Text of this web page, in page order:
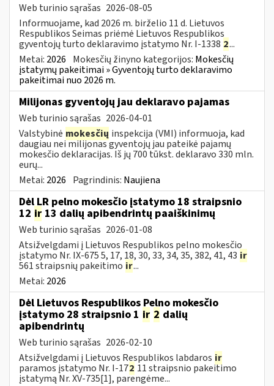
Web turinio sąrašas 2026-08-05
Informuojame, kad 2026 m. birželio 11 d. Lietuvos
Respublikos Seimas priėmė Lietuvos Respublikos
gyventojų turto deklaravimo įstatymo Nr. I-1338 2...
Metai: 2026 Mokesčių žinyno kategorijos: Mokesčių
įstatymų pakeitimai » Gyventojų turto deklaravimo
pakeitimai nuo 2026 m.
Milijonas gyventojų jau deklaravo pajamas
Web turinio sąrašas 2026-04-01
Valstybinė mokesčių inspekcija (VMI) informuoja, kad
daugiau nei milijonas gyventojų jau pateikė pajamų
mokesčio deklaracijas. Iš jų 700 tūkst. deklaravo 330 mln.
eurų...
Metai: 2026 Pagrindinis: Naujiena
Dėl LR pelno mokesčio įstatymo 18 straipsnio
12 ir 13 dalių apibendrintų paaiškinimų
Web turinio sąrašas 2026-01-08
Atsižvelgdami į Lietuvos Respublikos pelno mokesčio
įstatymo Nr. IX-675 5, 17, 18, 30, 33, 34, 35, 382, 41, 43 ir
561 straipsnių pakeitimo ir...
Metai: 2026
Dėl Lietuvos Respublikos Pelno mokesčio
įstatymo 28 straipsnio 1 ir 2 dalių
apibendrintų
Web turinio sąrašas 2026-02-10
Atsižvelgdami į Lietuvos Respublikos labdaros ir
paramos įstatymo Nr. I-172 11 straipsnio pakeitimo
įstatymą Nr. XV-735[1], parengėme...